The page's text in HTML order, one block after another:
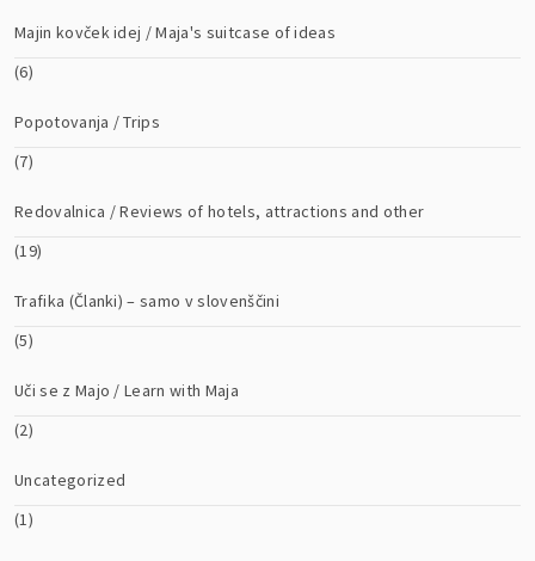
Majin kovček idej / Maja's suitcase of ideas
(6)
Popotovanja / Trips
(7)
Redovalnica / Reviews of hotels, attractions and other
(19)
Trafika (Članki) – samo v slovenščini
(5)
Uči se z Majo / Learn with Maja
(2)
Uncategorized
(1)